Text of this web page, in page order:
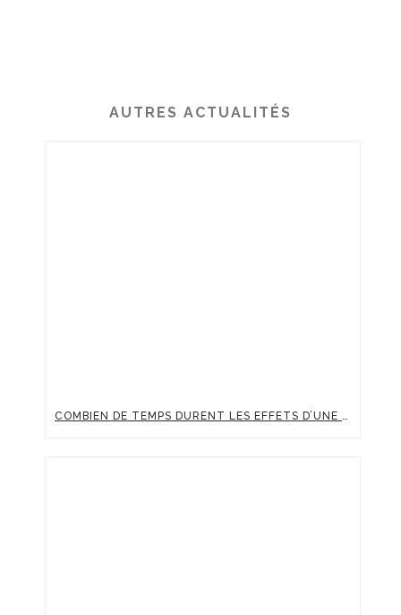
AUTRES ACTUALITÉS
COMBIEN DE TEMPS DURENT LES EFFETS D’UNE INJECTION D’ACIDE HYALURONIQUE ?